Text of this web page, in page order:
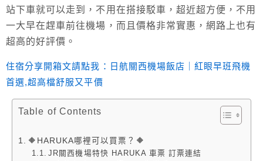
站下車就可以走到，不用在搭接駁車，超近超方便，不用
一大早在趕車前往機場，而且價格非常實惠，網路上也有
超高的好評價。
住宿分享開箱文請點我：日航關西機場飯店｜紅眼早班飛機
首選,超高檔舒服又平價
Table of Contents
🔶HARUKA哪裡可以買票？🔶
JR關西機場特快 HARUKA 車票 訂票連結